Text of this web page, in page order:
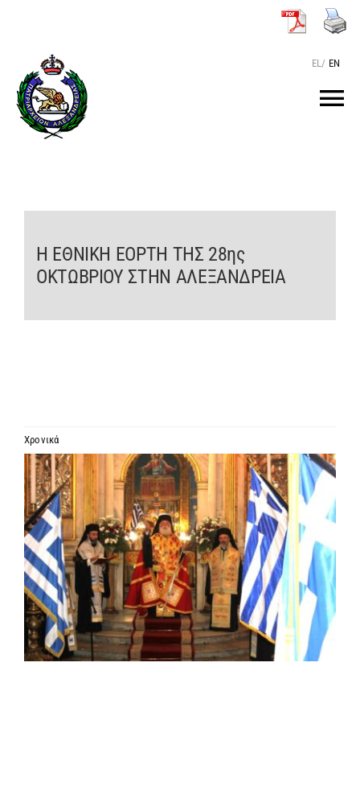
περιεχόμενο
EL/ EN
O ΠΑΤΡΙΑΡΧΗΣ
ΤΟ ΠΑΤΡΙΑΡΧΕΙΟ
KEIMENA
MEDIA
ΕΝΗΜΕΡΩΣΗ
ΣΥΝΔΕΣΕΙΣ
Η ΕΘΝΙΚΗ ΕΟΡΤΗ ΤΗΣ 28ης
ΟΚΤΩΒΡΙΟΥ ΣΤΗΝ ΑΛΕΞΑΝΔΡΕΙΑ
Χρονικά
Προβολή
μεγαλύτερης
εικόνας